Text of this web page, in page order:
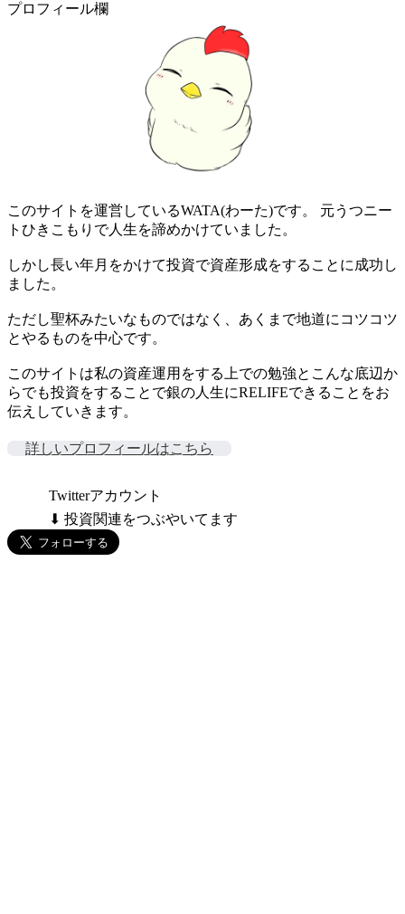
プロフィール欄
このサイトを運営しているWATA(わーた)です。 元うつニー
トひきこもりで人生を諦めかけていました。
しかし長い年月をかけて投資で資産形成をすることに成功し
ました。
ただし聖杯みたいなものではなく、あくまで地道にコツコツ
とやるものを中心です。
このサイトは私の資産運用をする上での勉強とこんな底辺か
らでも投資をすることで銀の人生にRELIFEできることをお
伝えしていきます。
詳しいプロフィールはこちら
Twitterアカウント
⬇ 投資関連をつぶやいてます